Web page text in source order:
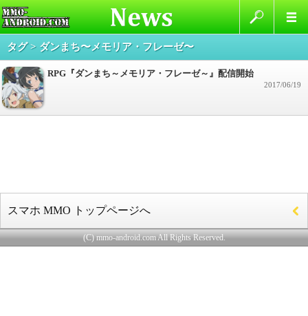
タグ > ダンまち〜メモリア・フレーゼ〜
RPG『ダンまち～メモリア・フレーゼ～』配信開始
2017/06/19
スマホ MMO トップページへ
(C) mmo-android.com All Rights Reserved.